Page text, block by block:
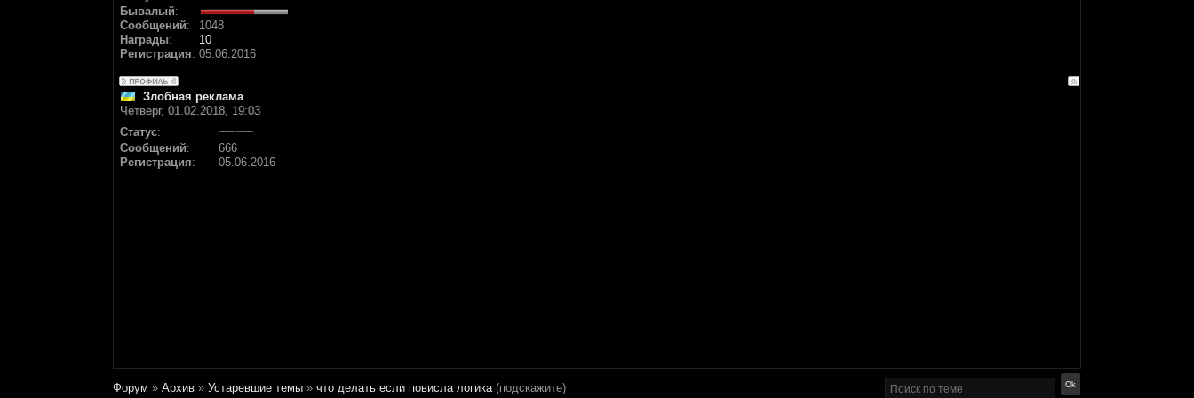
Бывалый:
Сообщений:
1048
Награды:
10
Регистрация: 05.06.2016
Злобная реклама
Четверг, 01.02.2018, 19:03
Статус:
Сообщений:
666
Регистрация: 05.06.2016
Форум » Архив » Устаревшие темы » что делать если повисла логика (подскажите)